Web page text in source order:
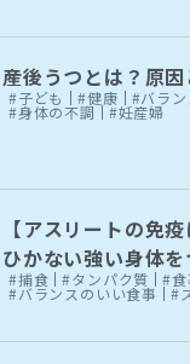
産後うつとは？原
#子ども #健康 #バラ
#身体の不調 #妊産婦
【アスリートの免
ひかない強い身体
#捕食 #タンパク質 #食
#バランスのいい食事 #